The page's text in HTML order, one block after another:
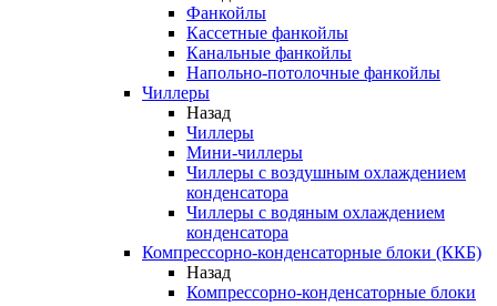
Фанкойлы
Кассетные фанкойлы
Канальные фанкойлы
Напольно-потолочные фанкойлы
Чиллеры
Назад
Чиллеры
Мини-чиллеры
Чиллеры с воздушным охлаждением
конденсатора
Чиллеры с водяным охлаждением
конденсатора
Компрессорно-конденсаторные блоки (ККБ)
Назад
Компрессорно-конденсаторные блоки